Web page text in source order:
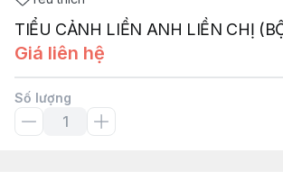
TIỂU CẢNH LIỀN ANH LIỀN CHỊ
Giá liên hệ
Số lượng